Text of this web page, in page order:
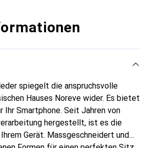
spiegelt die anspruchsvolle
Hauses Noreve wider. Es bietet
Ihr Smartphone. Seit Jahren von
hergestellt, ist es die
Gerät. Massgeschneidert und